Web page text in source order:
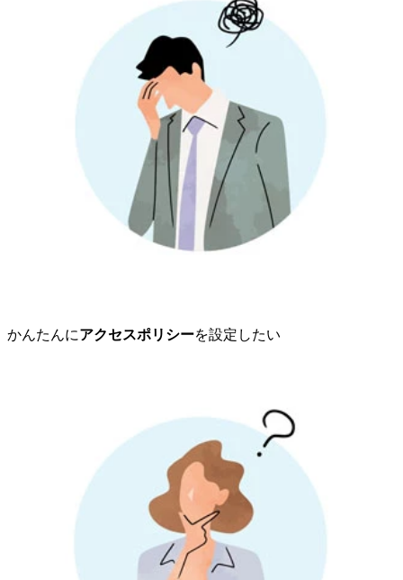
かんたんにアクセスポリシーを設定したい